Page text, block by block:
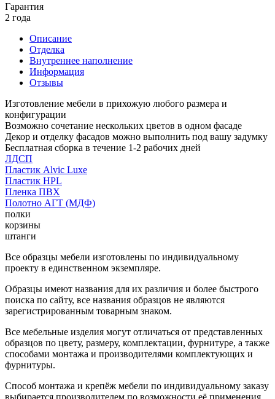
Гарантия
2 года
Описание
Отделка
Внутреннее наполнение
Информация
Отзывы
Изготовление мебели в прихожую любого размера и
конфигурации
Возможно сочетание нескольких цветов в одном фасаде
Декор и отделку фасадов можно выполнить под вашу задумку
Бесплатная сборка в течение 1-2 рабочих дней
ЛДСП
Пластик Alvic Luxe
Пластик HPL
Пленка ПВХ
Полотно АГТ (МДФ)
полки
корзины
штанги
Все образцы мебели изготовлены по индивидуальному
проекту в единственном экземпляре.
Образцы имеют названия для их различия и более быстрого
поиска по сайту, все названия образцов не являются
зарегистрированным товарным знаком.
Все мебельные изделия могут отличаться от представленных
образцов по цвету, размеру, комплектации, фурнитуре, а также
способами монтажа и производителями комплектующих и
фурнитуры.
Способ монтажа и крепёж мебели по индивидуальному заказу
выбирается производителем по возможности её применения.